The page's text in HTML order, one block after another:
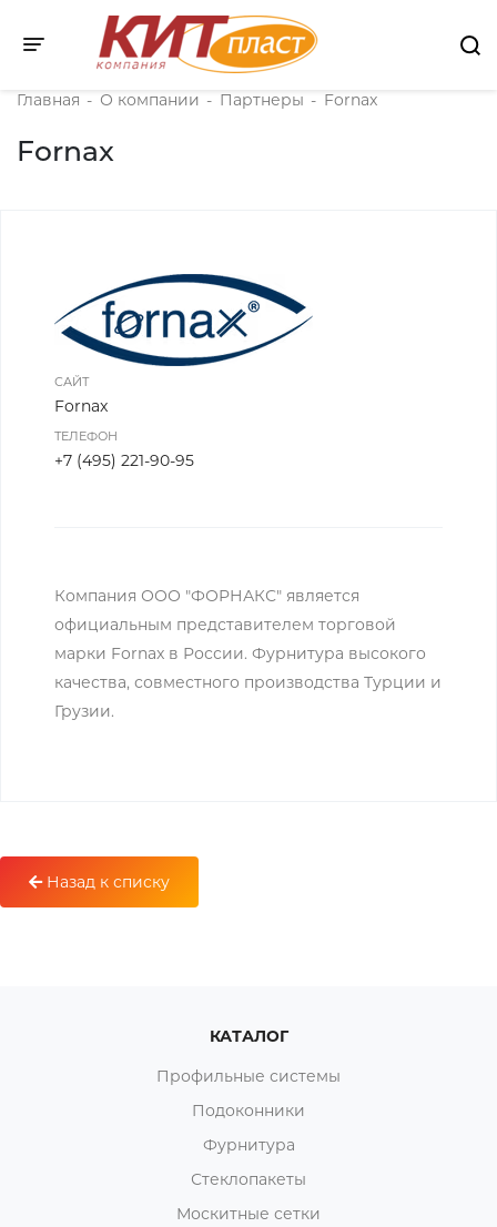
Toggle navigation
Главная - О компании - Партнеры - Fornax
Fornax
САЙТ
Fornax
ТЕЛЕФОН
+7 (495) 221-90-95
Компания ООО "ФОРНАКС" является
официальным представителем торговой
марки Fornax в России. Фурнитура высокого
качества, совместного производства Турции и
Грузии.
Назад к списку
КАТАЛОГ
Профильные системы
Подоконники
Фурнитура
Стеклопакеты
Москитные сетки